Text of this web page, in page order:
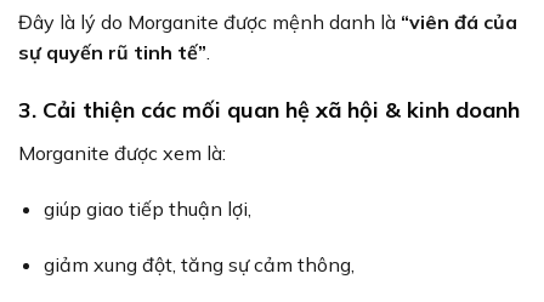
Đây là lý do Morganite được mệnh danh là “viên đá của
sự quyến rũ tinh tế”.
3. Cải thiện các mối quan hệ xã hội & kinh doanh
Morganite được xem là:
giúp giao tiếp thuận lợi,
giảm xung đột, tăng sự cảm thông,